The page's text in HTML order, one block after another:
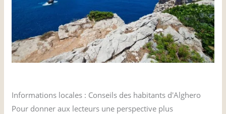
Informations locales : Conseils des habitants d'Alghero
Pour donner aux lecteurs une perspective plus